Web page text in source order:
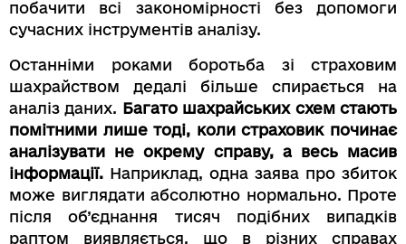
побачити всі закономірності без допомоги
сучасних інструментів аналізу.
Останніми роками боротьба зі страховим
шахрайством дедалі більше спирається на
аналіз даних. Багато шахрайських схем стають
помітними лише тоді, коли страховик починає
аналізувати не окрему справу, а весь масив
інформації. Наприклад, одна заява про збиток
може виглядати абсолютно нормально. Проте
після об’єднання тисяч подібних випадків
раптом виявляється, що в різних справах